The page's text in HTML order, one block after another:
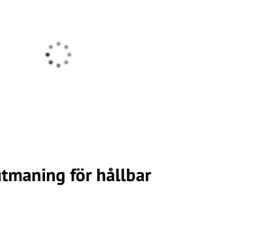
för hållbar